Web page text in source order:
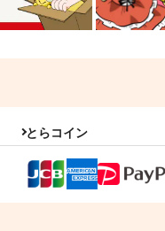
とらコイン